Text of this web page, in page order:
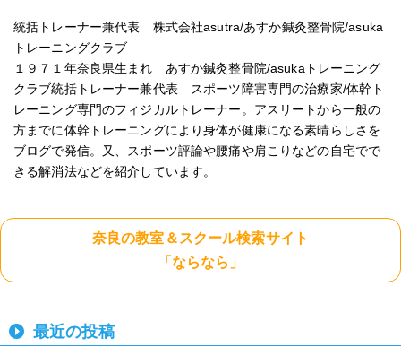
統括トレーナー兼代表 株式会社asutra/あすか鍼灸整骨院/asuka
トレーニングクラブ
１９７１年奈良県生まれ あすか鍼灸整骨院/asukaトレーニング
クラブ統括トレーナー兼代表 スポーツ障害専門の治療家/体幹ト
レーニング専門のフィジカルトレーナー。アスリートから一般の
方までに体幹トレーニングにより身体が健康になる素晴らしさを
ブログで発信。又、スポーツ評論や腰痛や肩こりなどの自宅でで
きる解消法などを紹介しています。
奈良の教室＆スクール検索サイト
「ならなら」
最近の投稿